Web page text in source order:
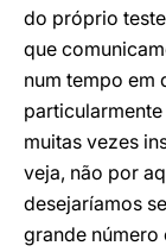
do próprio
que
num tempo em
muitas vezes
veja, não por
desejaríamos
grande número